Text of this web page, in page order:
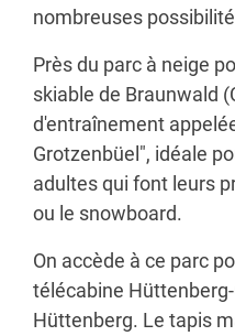
nombreuses
Près du parc à neige
skiable de Braunwald
d'entraînement
Grotzenbüel", idéale
adultes qui font leurs
ou le snowboard.
On accède à ce parc
télécabine
Hüttenberg. Le tapis